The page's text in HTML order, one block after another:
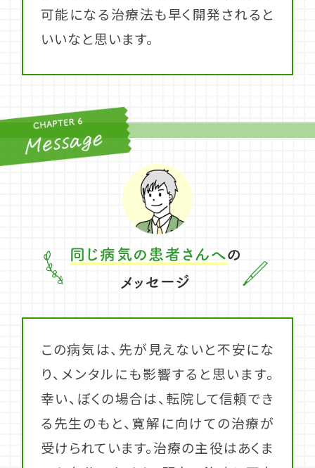
可能になる治療法も早く開発されると
いいなと思います。
この病気は、先が見えないと不安にな
り、メンタルにも影響すると思います。
幸い、ぼくの場合は、転院して信頼でき
る先生のもと、寛解に向けての治療が
受けられています。治療の主役はあくま